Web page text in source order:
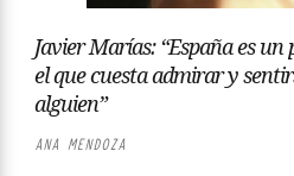
Javier Marías: “España es
el que cuesta admirar y
alguien”
ANA MENDOZA